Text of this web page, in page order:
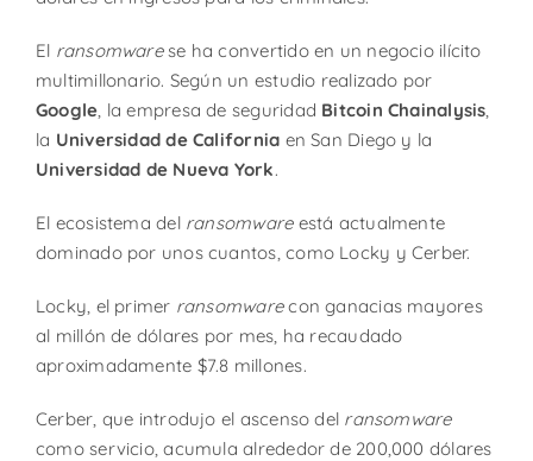
El ransomwarese ha convertido en un negocio ilícito
multimillonario. Según un estudio realizado por
Google, la empresa de seguridad Bitcoin Chainalysis,
la Universidad de California en San Diego y la
Universidad de Nueva York.
El ecosistema del ransomwareestá actualmente
dominado por unos cuantos, como Locky y Cerber.
Locky, el primer ransomwarecon ganacias mayores
al millón de dólares por mes, ha recaudado
aproximadamente $7.8 millones.
Cerber, que introdujo el ascenso del ransomware
como servicio, acumula alrededor de 200,000 dólares